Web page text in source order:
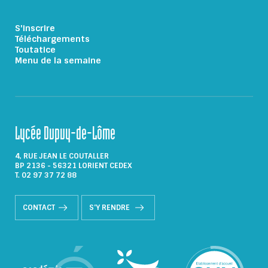
S'inscrire
Téléchargements
Toutatice
Menu de la semaine
Lycée Dupuy-de-Lôme
4, RUE JEAN LE COUTALLER
BP 2136 - 56321 LORIENT CEDEX
T. 02 97 37 72 88
CONTACT S'Y RENDRE